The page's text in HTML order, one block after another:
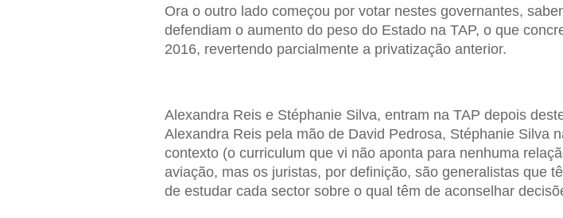
Ora o outro lado começou por votar nestes governantes,
defendiam o aumento do peso do Estado na TAP, o que
2016, revertendo parcialmente a privatização anterior.
Alexandra Reis e Stéphanie Silva, entram na TAP depois
Alexandra Reis pela mão de David Pedrosa, Stéphanie Silva
contexto (o curriculum que vi não aponta para nenhuma
aviação, mas os juristas, por definição, são generalistas que
de estudar cada sector sobre o qual têm de aconselhar